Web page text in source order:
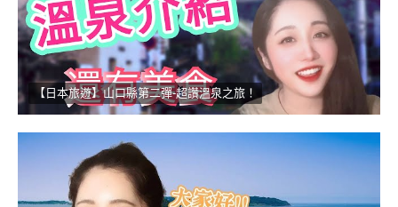
【日本旅遊】山口縣第二彈-超讚溫泉之旅！